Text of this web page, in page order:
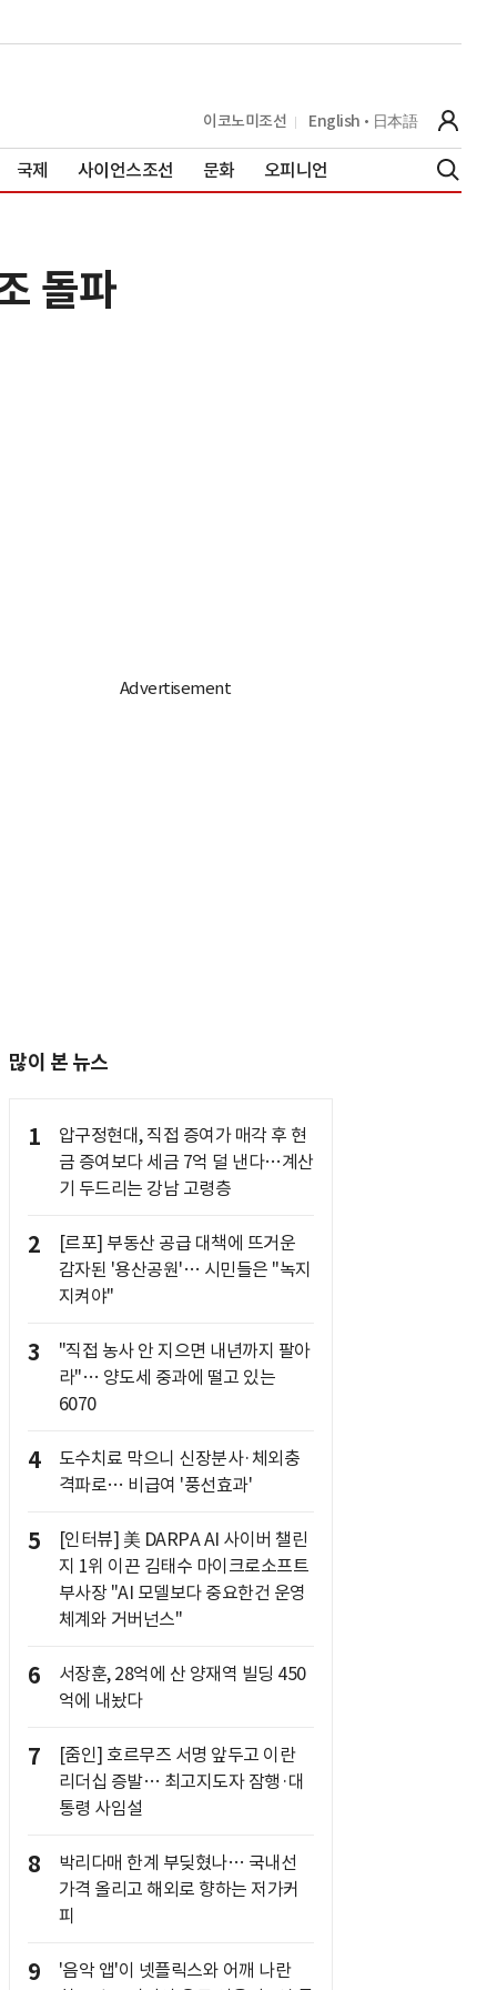
이코노미조선 English 日本語
국제 사이언스조선 문화 오피니언
돌파
많이 본 뉴스
1
압구정현대, 직접 증여가 매각 후 현
금 증여보다 세금 7억 덜 낸다…계산
기 두드리는 강남 고령층
2
[르포] 부동산 공급 대책에 뜨거운
감자된 '용산공원'… 시민들은 "녹지
지켜야"
3
"직접 농사 안 지으면 내년까지 팔아
라"… 양도세 중과에 떨고 있는
6070
4
도수치료 막으니 신장분사·체외충
격파로… 비급여 '풍선효과'
5
[인터뷰] 美 DARPA AI 사이버 챌린
지 1위 이끈 김태수 마이크로소프트
부사장 "AI 모델보다 중요한건 운영
체계와 거버넌스"
6
서장훈, 28억에 산 양재역 빌딩 450
억에 내놨다
7
[줌인] 호르무즈 서명 앞두고 이란
리더십 증발… 최고지도자 잠행·대
통령 사임설
8
박리다매 한계 부딪혔나… 국내선
가격 올리고 해외로 향하는 저가커
피
9
'음악 앱'이 넷플릭스와 어깨 나란